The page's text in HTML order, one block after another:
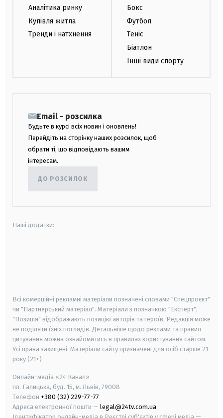
Аналітика ринку
Купівля житла
Тренди і натхнення
Бокс
Футбол
Теніс
Біатлон
Інші види спорту
Email - розсилка
Будьте в курсі всіх новин і оновлень!
Перейдіть на сторінку наших розсилок, щоб
обрати ті, що відповідають вашим
інтересам.
ДО РОЗСИЛОК
Наші додатки:
Всі комерційні рекламні матеріали позначені словами "Спецпроєкт"
чи "Партнерський матеріал". Матеріали з позначкою "Експерт",
"Позиція" відображають позицію авторів та героїв. Редакція може
не поділяти їхніх поглядів. Детальніше щодо реклами та правил
цитування можна ознайомитись в правилах користування сайтом.
Усі права захищені. Матеріали сайту призначені для осіб старше 21
року (21+)
Онлайн-медіа «24 Канал»
пл. Галицька, буд. 15, м. Львів, 79008
Телефон +380 (32) 229-77-77
Адреса електронної пошти — legal@24tv.com.ua